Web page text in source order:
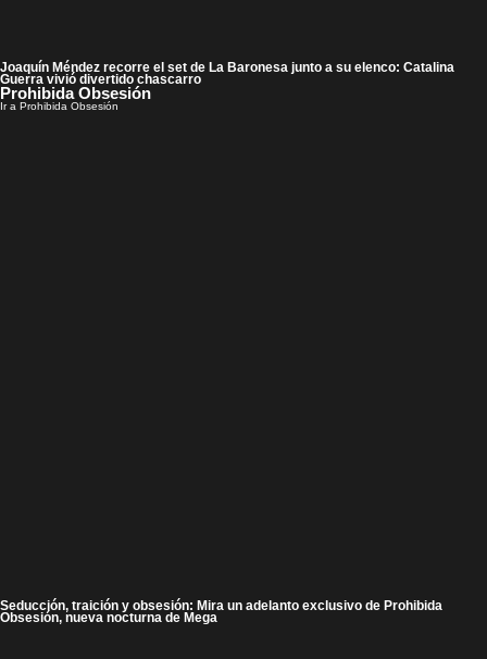
Joaquín Méndez recorre el set de La Baronesa junto a su elenco: Catalina
Guerra vivió divertido chascarro
Prohibida Obsesión
Ir a Prohibida Obsesión
Seducción, traición y obsesión: Mira un adelanto exclusivo de Prohibida
Obsesión, nueva nocturna de Mega